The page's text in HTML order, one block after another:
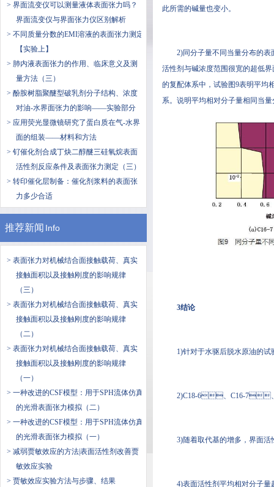
> ​界面流变仪可以测量液体表面张力吗？
界面流变仪与界面张力仪区别解析
> 不同质量分数的EMI溶液的表面张力测定
【实验上】
> 肺内液表面张力的作用、临床意义及测
量方法（三）
> 酚胺树脂聚醚型破乳剂分子结构、浓度
对油-水界面张力的影响——实验部分
> 应用荧光显微镜研究了蛋白质在气-水界
面的组装——材料和方法
> 钌催化剂合成丁炔二醇醚三硅氧烷表面
活性剂反应条件及表面张力测定（三）
> 转印催化层制备：催化剂浆料的表面张
力多少合适
推荐新闻 Info
> 表面张力对机械结合面接触载荷、真实
接触面积以及接触刚度的影响规律
（三）
> 表面张力对机械结合面接触载荷、真实
接触面积以及接触刚度的影响规律
（二）
> 表面张力对机械结合面接触载荷、真实
接触面积以及接触刚度的影响规律
（一）
> 一种改进的CSF模型：用于SPH流体仿真
的光滑表面张力模拟（二）
> 一种改进的CSF模型：用于SPH流体仿真
的光滑表面张力模拟（一）
> 减弱贾敏效应的方法|表面活性剂改善贾
敏效应实验
> 贾敏效应实验方法与步骤、结果
此所需的碱量也变小。
2)同分子量不同当量分布的表
活性剂与碱浓度范围很宽的超低界面
的复配体系中，试验图9表明平
系。说明平均相对分子量相同当
3结论
1)针对于水驱后脱水原油的试
2)C18-6、C16-7、
3)随着取代基的增多，界面
4)表面活性剂平均相对分子